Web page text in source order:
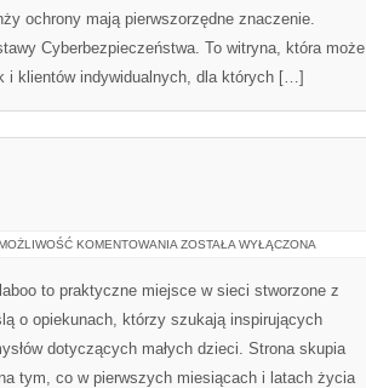
ochrony mają pierwszorzędne znaczenie.
Cyberbezpieczeństwa. To witryna, która może
i klientów indywidualnych, dla których […]
KOMENTOWANIA CHUSTY
ZOSTAŁA WYŁĄCZONA
to praktyczne miejsce w sieci stworzone z
o opiekunach, którzy szukają inspirujących
dotyczących małych dzieci. Strona skupia
tym, co w pierwszych miesiącach i latach życia